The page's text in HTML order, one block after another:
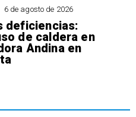
6 de agosto de 2026
deficiencias:
de caldera en
Andina en